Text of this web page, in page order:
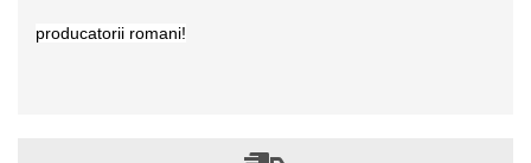
producatorii romani!